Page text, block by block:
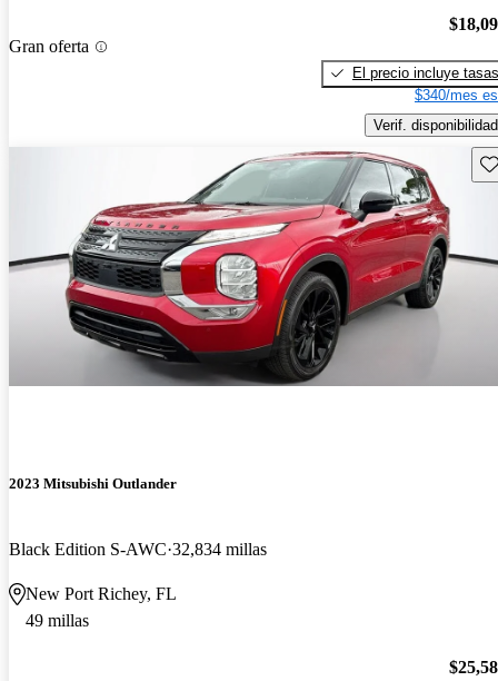
Gran oferta
El precio incluye tasas
$340/mes
Verif. disponibilidad
2023 Mitsubishi Outlander
Black Edition S-AWC 32,834 millas
New Port Richey, FL
49 millas